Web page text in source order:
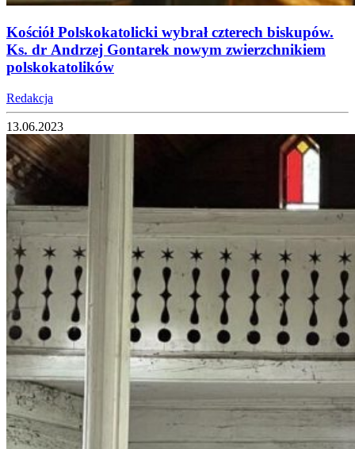
Kościół Polskokatolicki wybrał czterech biskupów.
Ks. dr Andrzej Gontarek nowym zwierzchnikiem
polskokatolików
Redakcja
13.06.2023